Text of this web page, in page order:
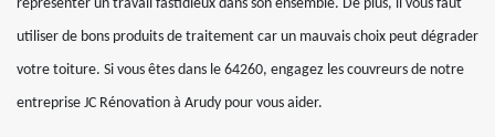
représenter un travail fastidieux dans son ensemble. De plus, il vous faut
utiliser de bons produits de traitement car un mauvais choix peut dégrader
votre toiture. Si vous êtes dans le 64260, engagez les couvreurs de notre
entreprise JC Rénovation à Arudy pour vous aider.